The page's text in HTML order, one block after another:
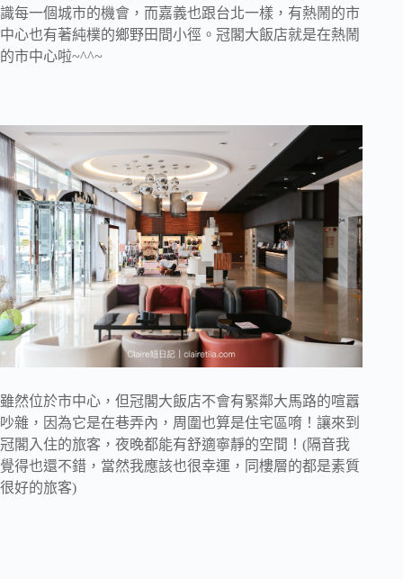
識每一個城市的機會，而嘉義也跟台北一樣，有熱鬧的市
中心也有著純樸的鄉野田間小徑。冠閣大飯店就是在熱鬧
的市中心啦~^^~
雖然位於市中心，但冠閣大飯店不會有緊鄰大馬路的喧囂
吵雜，因為它是在巷弄內，周圍也算是住宅區唷！讓來到
冠閣入住的旅客，夜晚都能有舒適寧靜的空間！(隔音我
覺得也還不錯，當然我應該也很幸運，同樓層的都是素質
很好的旅客)